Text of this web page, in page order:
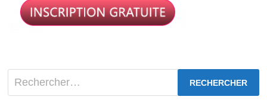
Rechercher :